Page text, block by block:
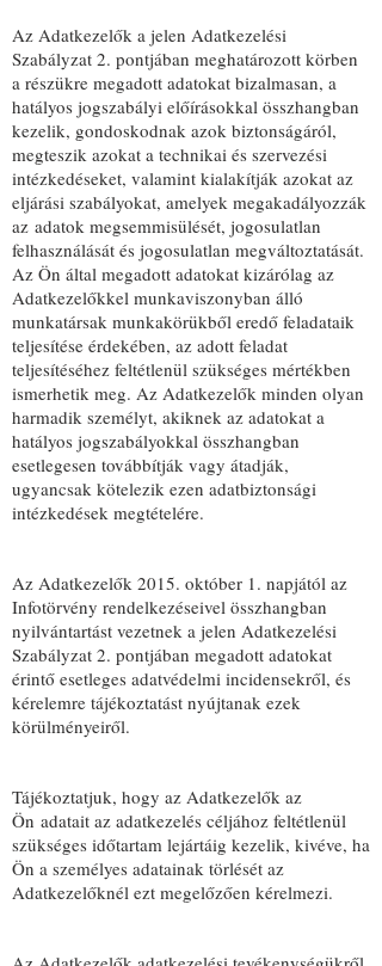
Az Adatkezelők a jelen Adatkezelési
Szabályzat 2. pontjában meghatározott körben
a részükre megadott adatokat bizalmasan, a
hatályos jogszabályi előírásokkal összhangban
kezelik, gondoskodnak azok biztonságáról,
megteszik azokat a technikai és szervezési
intézkedéseket, valamint kialakítják azokat az
eljárási szabályokat, amelyek megakadályozzák
az adatok megsemmisülését, jogosulatlan
felhasználását és jogosulatlan megváltoztatását.
Az Ön által megadott adatokat kizárólag az
Adatkezelőkkel munkaviszonyban álló
munkatársak munkakörükből eredő feladataik
teljesítése érdekében, az adott feladat
teljesítéséhez feltétlenül szükséges mértékben
ismerhetik meg. Az Adatkezelők minden olyan
harmadik személyt, akiknek az adatokat a
hatályos jogszabályokkal összhangban
esetlegesen továbbítják vagy átadják,
ugyancsak kötelezik ezen adatbiztonsági
intézkedések megtételére.
Az Adatkezelők 2015. október 1. napjától az
Infotörvény rendelkezéseivel összhangban
nyilvántartást vezetnek a jelen Adatkezelési
Szabályzat 2. pontjában megadott adatokat
érintő esetleges adatvédelmi incidensekről, és
kérelemre tájékoztatást nyújtanak ezek
körülményeiről.
Tájékoztatjuk, hogy az Adatkezelők az
Ön adatait az adatkezelés céljához feltétlenül
szükséges időtartam lejártáig kezelik, kivéve, ha
Ön a személyes adatainak törlését az
Adatkezelőknél ezt megelőzően kérelmezi.